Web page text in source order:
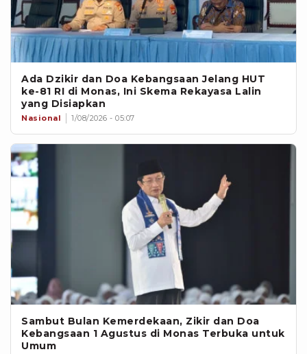
Ada Dzikir dan Doa Kebangsaan Jelang HUT
ke-81 RI di Monas, Ini Skema Rekayasa Lalin
yang Disiapkan
Nasional 1/08/2026 - 05:07
Sambut Bulan Kemerdekaan, Zikir dan Doa
Kebangsaan 1 Agustus di Monas Terbuka untuk
Umum